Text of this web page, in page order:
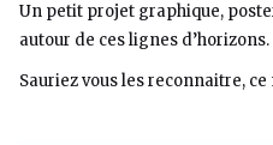
Un petit projet graphique,
autour de ces lignes d’horizons.
Sauriez vous les reconnaitre,